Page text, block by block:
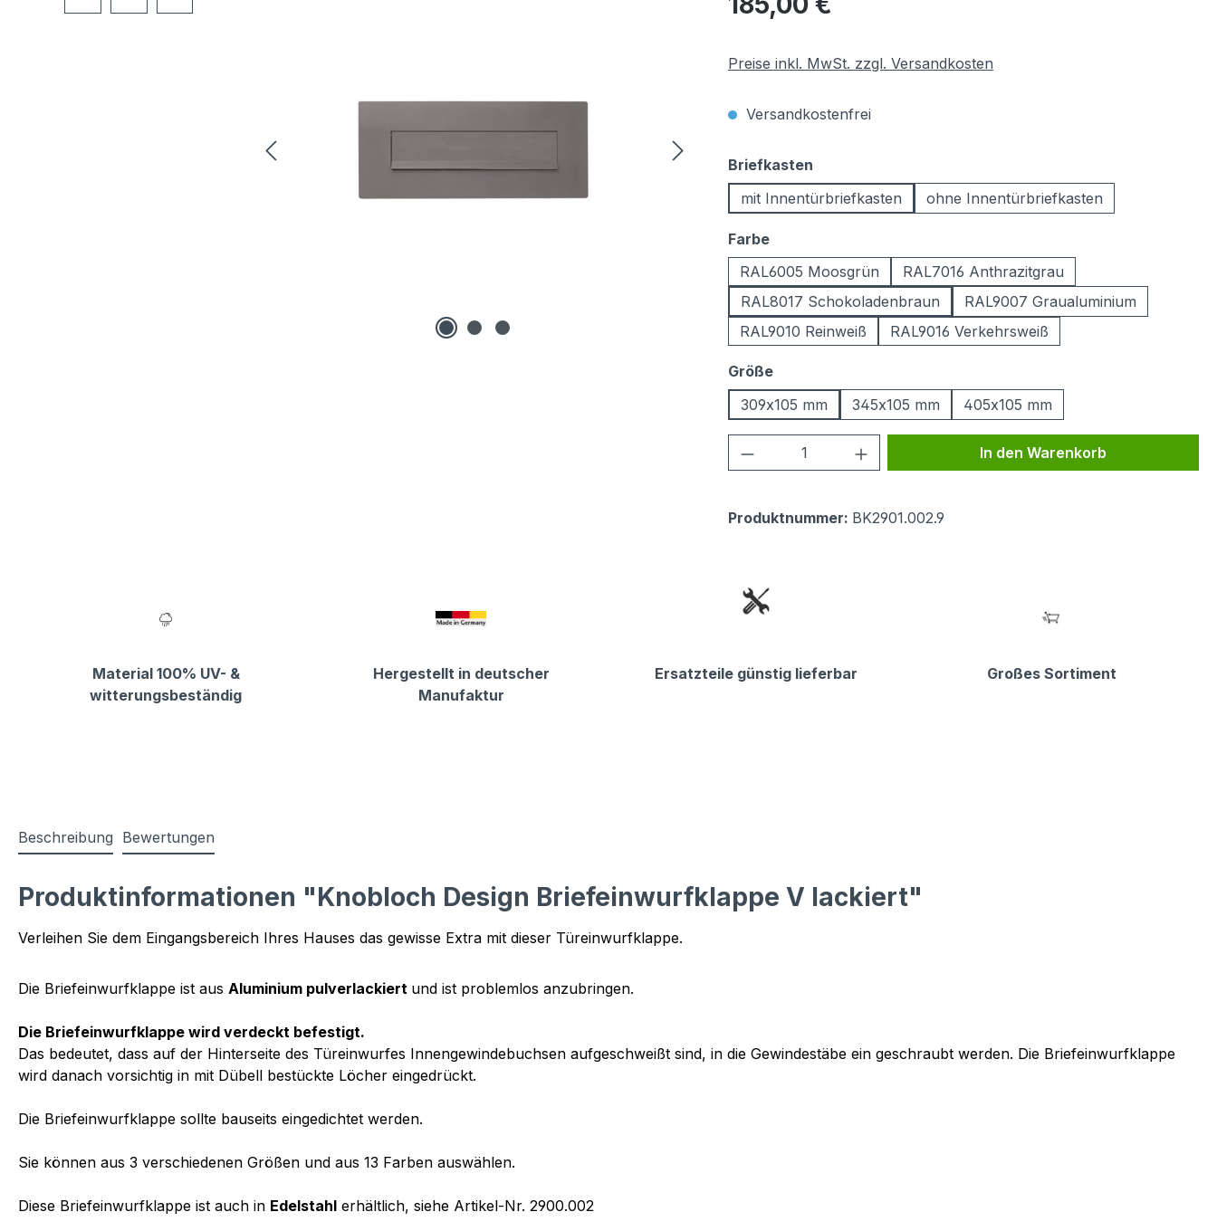
Preise inkl. MwSt. zzgl. Versandkosten
Versandkostenfrei
Briefkasten
mit Innentürbriefkasten
ohne Innentürbriefkasten
Farbeauswählen
RAL6005 Moosgrün
RAL7016 Anthrazitgrau
RAL8017 Schokoladenbraun
RAL9007 Graualuminium
RAL9010 Reinweiß
RAL9016 Verkehrsweiß
Größeauswählen
309x105 mm
345x105 mm 405x105 mm
Produkt Anzahl: Gib den gewünschten Wert
In den Warenkorb
Produktnummer: BK2901.002.9
Material 100% UV- &
witterungsbeständig
Hergestellt in deutscher
Manufaktur
Ersatzteile günstig lieferbar Großes Sortiment
Beschreibung Bewertungen
Produktinformationen "Knobloch Design Briefeinwurfklappe V lackiert"
Verleihen Sie dem Eingangsbereich Ihres Hauses das gewisse Extra mit dieser Türeinwurfklappe.
Die Briefeinwurfklappe ist aus Aluminium pulverlackiert und ist problemlos anzubringen.
Die Briefeinwurfklappe wird verdeckt befestigt.
Das bedeutet, dass auf der Hinterseite des Türeinwurfes Innengewindebuchsen aufgeschweißt sind, in die Gewindestäbe ein geschraubt werden. Die Briefeinwurfklappe
wird danach vorsichtig in mit Dübell bestückte Löcher eingedrückt.
Die Briefeinwurfklappe sollte bauseits eingedichtet werden.
Sie können aus 3 verschiedenen Größen und aus 13 Farben auswählen.
Diese Briefeinwurfklappe ist auch in Edelstahl erhältlich, siehe Artikel-Nr. 2900.002